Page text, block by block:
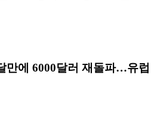
만에 6000달러 재돌파…유럽